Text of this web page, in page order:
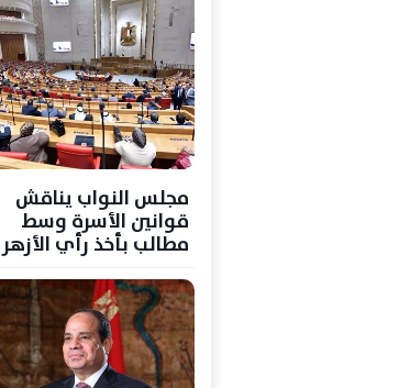
مجلس النواب يناقش
قوانين الأسرة وسط
مطالب بأخذ رأي الأزهر